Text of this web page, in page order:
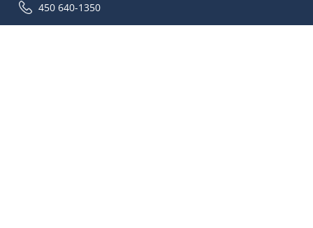
450 640-1350